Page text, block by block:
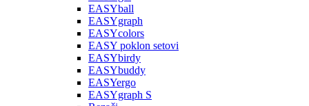
EASYball
EASYgraph
EASYcolors
EASY poklon setovi
EASYbirdy
EASYbuddy
EASYergo
EASYgraph S